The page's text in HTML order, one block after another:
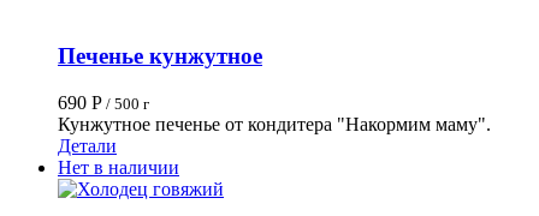
Печенье кунжутное
690 Р / 500 г
Кунжутное печенье от кондитера "Накормим маму".
Детали
Нет в наличии